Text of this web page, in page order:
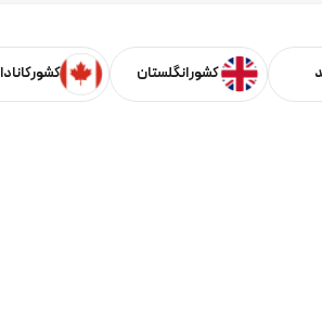
کشور انگلستان کشور کانادا